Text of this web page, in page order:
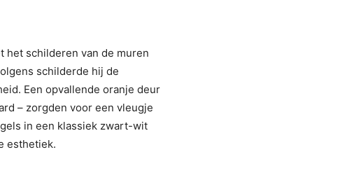
het schilderen van de muren
schilderde hij de
Een opvallende oranje deur
– zorgden voor een vleugje
in een klassiek zwart-wit
esthetiek.